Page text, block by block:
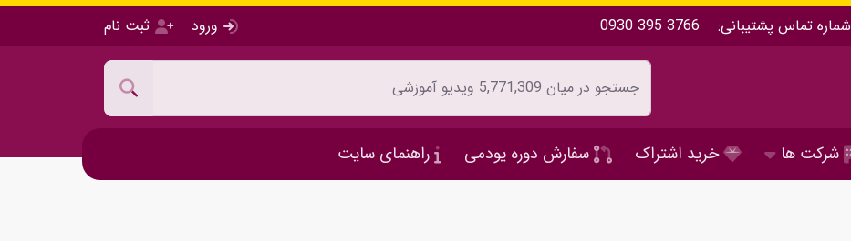
شماره تماس پشتیبانی: 0930 395 3766 ورود ثبت نام
شرکت ها خرید اشتراک سفارش دوره یودمی راهنمای سایت